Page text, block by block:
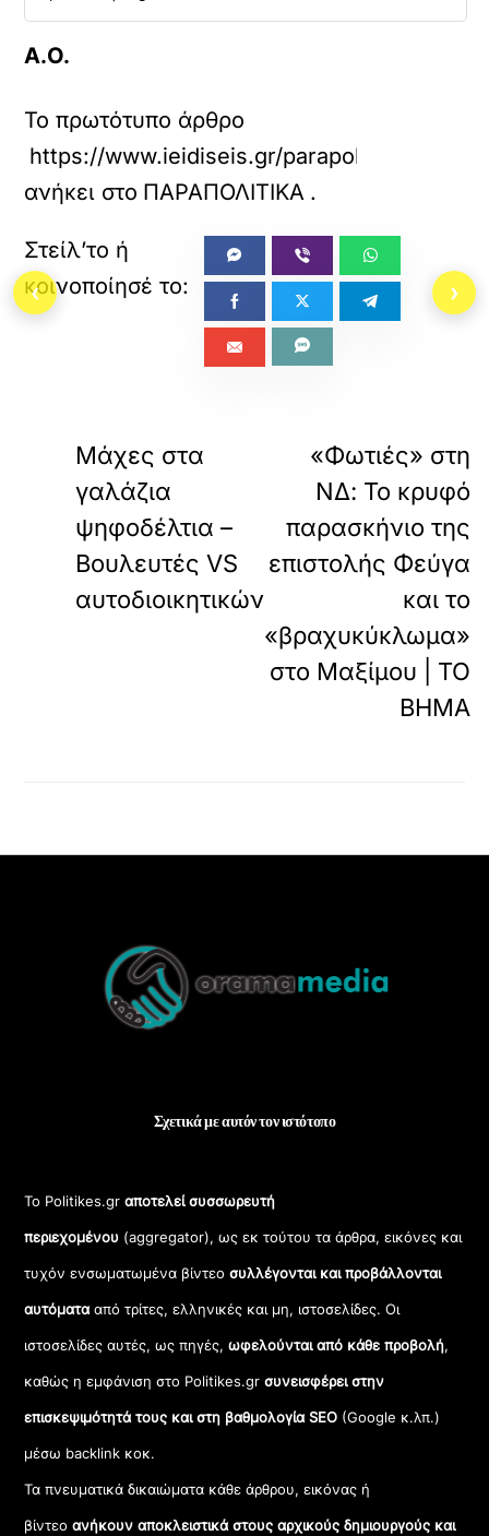
Α.Ο.
Το πρωτότυπο άρθρο
https://www.ieidiseis.gr/parapolitika/
ανήκει στο ΠΑΡΑΠΟΛΙΤΙΚΑ .
Μάχες στα
γαλάζια
ψηφοδέλτια –
Βουλευτές VS
αυτοδιοικητικών
«Φωτιές» στη
ΝΔ: Το κρυφό
παρασκήνιο της
επιστολής Φεύγα
και το
«βραχυκύκλωμα»
στο Μαξίμου | ΤΟ
ΒΗΜΑ
Top
Σχετικά με αυτόν τον ιστότοπο
Το Politikes.grαποτελεί συσσωρευτή
περιεχομένου (aggregator), ως εκ τούτου τα άρθρα, εικόνες και
τυχόν ενσωματωμένα βίντεοσυλλέγονται και προβάλλονται
αυτόματααπό τρίτες, ελληνικές και μη, ιστοσελίδες. Οι
ιστοσελίδες αυτές, ως πηγές,ωφελούνται από κάθε προβολή,
καθώς η εμφάνιση στο Politikes.gr συνεισφέρει στην
επισκεψιμότητά τους και στη βαθμολογία SEO (Google κ.λπ.)
μέσω backlink κοκ.
Τα πνευματικά δικαιώματα κάθε άρθρου, εικόνας ή
βίντεοανήκουν αποκλειστικά στους αρχικούς δημιουργούς και
‹ ›